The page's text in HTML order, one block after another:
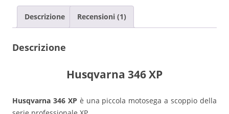
Descrizione Recensioni (1)
Descrizione
Husqvarna 346 XP
Husqvarna 346 XP è una piccola motosega a scoppio della